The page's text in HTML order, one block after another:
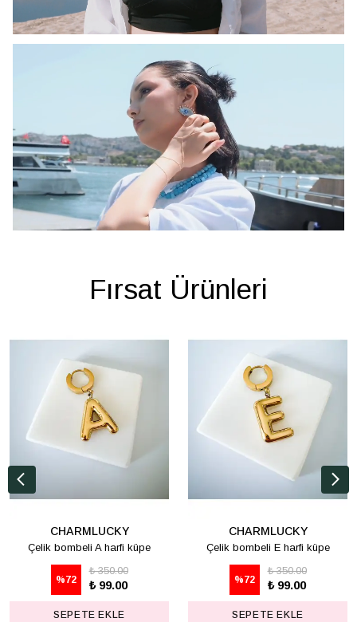
Fırsat Ürünleri
CHARMLUCKY
Çelik bombeli A harfi küpe
%72
₺ 350.00
₺ 99.00
SEPETE EKLE
CHARMLUCKY
Çelik bombeli E harfi küpe
%72
₺ 350.00
₺ 99.00
SEPETE EKLE